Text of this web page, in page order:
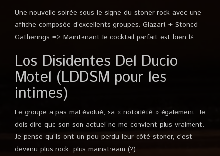
Une nouvelle soirée sous le signe du stoner-rock avec une
affiche composée d’excellents groupes. Glazart + Stoned
Gatherings => Maintenant le cocktail parfait est bien là.
Los Disidentes Del Ducio
Motel (LDDSM pour les
intimes)
Le groupe a pas mal évolué, sa « notoriété » également. Je
dois dire que son son actuel ne me convient plus vraiment.
Je pense qu’ils ont un peu perdu leur côté stoner, c’est
devenu plus rock, plus mainstream (?)